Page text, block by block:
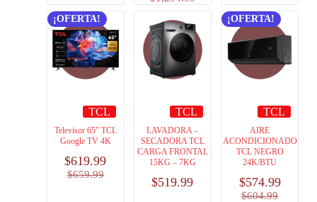
¡OFERTA!
TCL
Televisor 65″ TCL
Google TV 4K
$659.99
$619.99
TCL
LAVADORA –
SECADORA TCL
CARGA FRONTAL
15KG – 7KG
$519.99
¡OFERTA!
TCL
AIRE
ACONDICIONADO
TCL NEGRO
24K/BTU
$604.99
$574.99